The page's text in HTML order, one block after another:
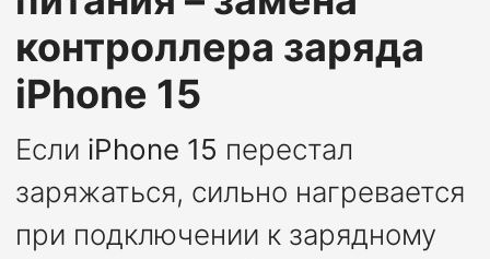
контроллера заряда
iPhone 15
Если iPhone 15 перестал
заряжаться, сильно нагревается
при подключении к зарядному